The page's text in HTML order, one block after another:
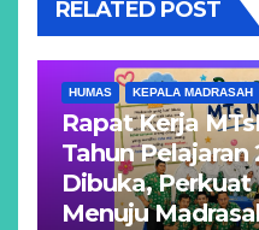
RELATED POST
HUMAS KEPALA MADRASAH
Rapat Kerja
Tahun
Dibuka,
Menuju